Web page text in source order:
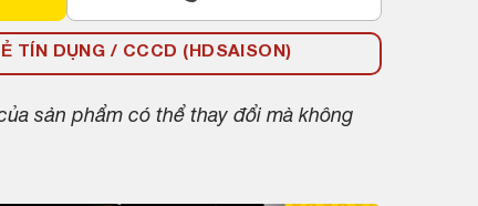
TÍN DỤNG / CCCD (HDSAISON)
sản phẩm có thể thay đổi mà không